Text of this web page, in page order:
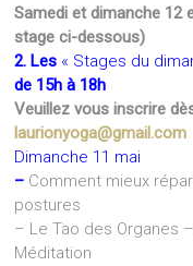
Samedi et dimanche 12
stage ci-dessous)
2. Les « Stages du
de 15h à 18h
Veuillez vous inscrire
laurionyoga@gmail.com
Dimanche 11 mai
– Comment mieux
postures
– Le Tao des Organes
Méditation